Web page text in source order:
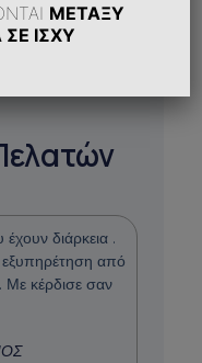
διάρκεια .
εξυπηρέτηση από
Με κέρδισε σαν
ΜΕΤΑΞΥ
ΙΣΧΥ